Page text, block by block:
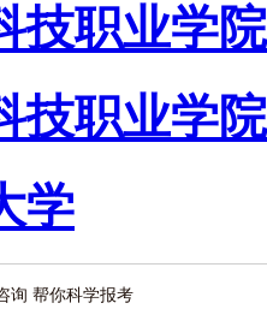
技职业学院
技职业学院
学
询 帮你科学报考